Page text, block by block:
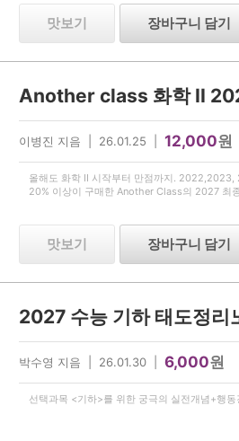
맛보기 장바구니 담기
이병진 지음 | 26.01.25 | 12,000원
올해도 화학 II 시작부터 만점까지.
20% 이상이 구매한 Another Class의 2027 최
맛보기 장바구니 담기
2027 수능 기하 태도정리
박수영 지음 | 26.01.30 | 6,000원
선택과목 <기하>를 위한 궁극의 실전개념+행